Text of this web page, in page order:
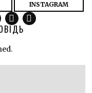
INSTAGRAM